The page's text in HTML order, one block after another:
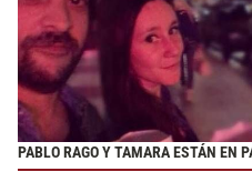
PABLO RAGO Y TAMARA ESTÁN EN